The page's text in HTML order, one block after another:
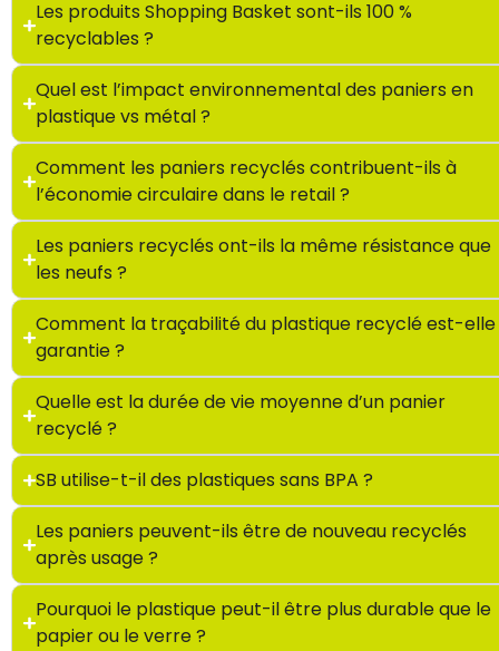
Les produits Shopping Basket sont-ils 100 %
recyclables ?
Quel est l’impact environnemental des paniers en
plastique vs métal ?
Comment les paniers recyclés contribuent-ils à
l’économie circulaire dans le retail ?
Les paniers recyclés ont-ils la même résistance que
les neufs ?
Comment la traçabilité du plastique recyclé est-elle
garantie ?
Quelle est la durée de vie moyenne d’un panier
recyclé ?
SB utilise-t-il des plastiques sans BPA ?
Les paniers peuvent-ils être de nouveau recyclés
après usage ?
Pourquoi le plastique peut-il être plus durable que le
papier ou le verre ?